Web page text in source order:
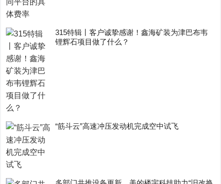
315特辑丨客户诚挚感谢！鑫海矿装为津巴布韦
锂辉石项目做了什么？
“筋斗云”高速冲压发动机完成空中试飞